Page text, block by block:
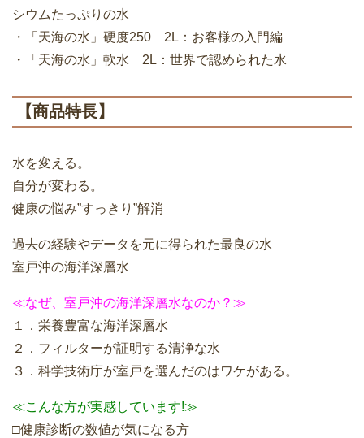
シウムたっぷりの水
・「天海の水」硬度250 2L：お客様の入門編
・「天海の水」軟水 2L：世界で認められた水
【商品特長】
水を変える。
自分が変わる。
健康の悩み”すっきり”解消
過去の経験やデータを元に得られた最良の水
室戸沖の海洋深層水
≪なぜ、室戸沖の海洋深層水なのか？≫
１．栄養豊富な海洋深層水
２．フィルターが証明する清浄な水
３．科学技術庁が室戸を選んだのはワケがある。
≪こんな方が実感しています!≫
□健康診断の数値が気になる方